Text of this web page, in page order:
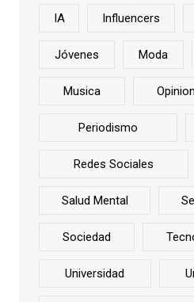
IA Influencers
Jóvenes Moda
Musica Opinion
Periodismo
Redes Sociales
Salud Mental
Sociedad
Universidad